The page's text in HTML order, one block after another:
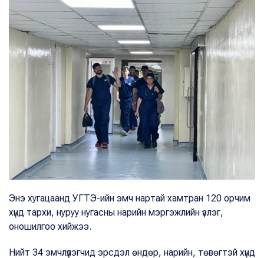
Энэ хугацаанд УГТЭ-ийн эмч нартай хамтран 120 орчим
хүнд тархи, нуруу нугасны нарийн мэргэжлийн үзлэг,
оношилгоо хийжээ.
Нийт 34 эмчлүүлэгчид эрсдэл өндөр, нарийн, төвөгтэй хүнд